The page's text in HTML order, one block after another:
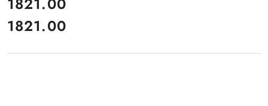
Cena:
1821.00